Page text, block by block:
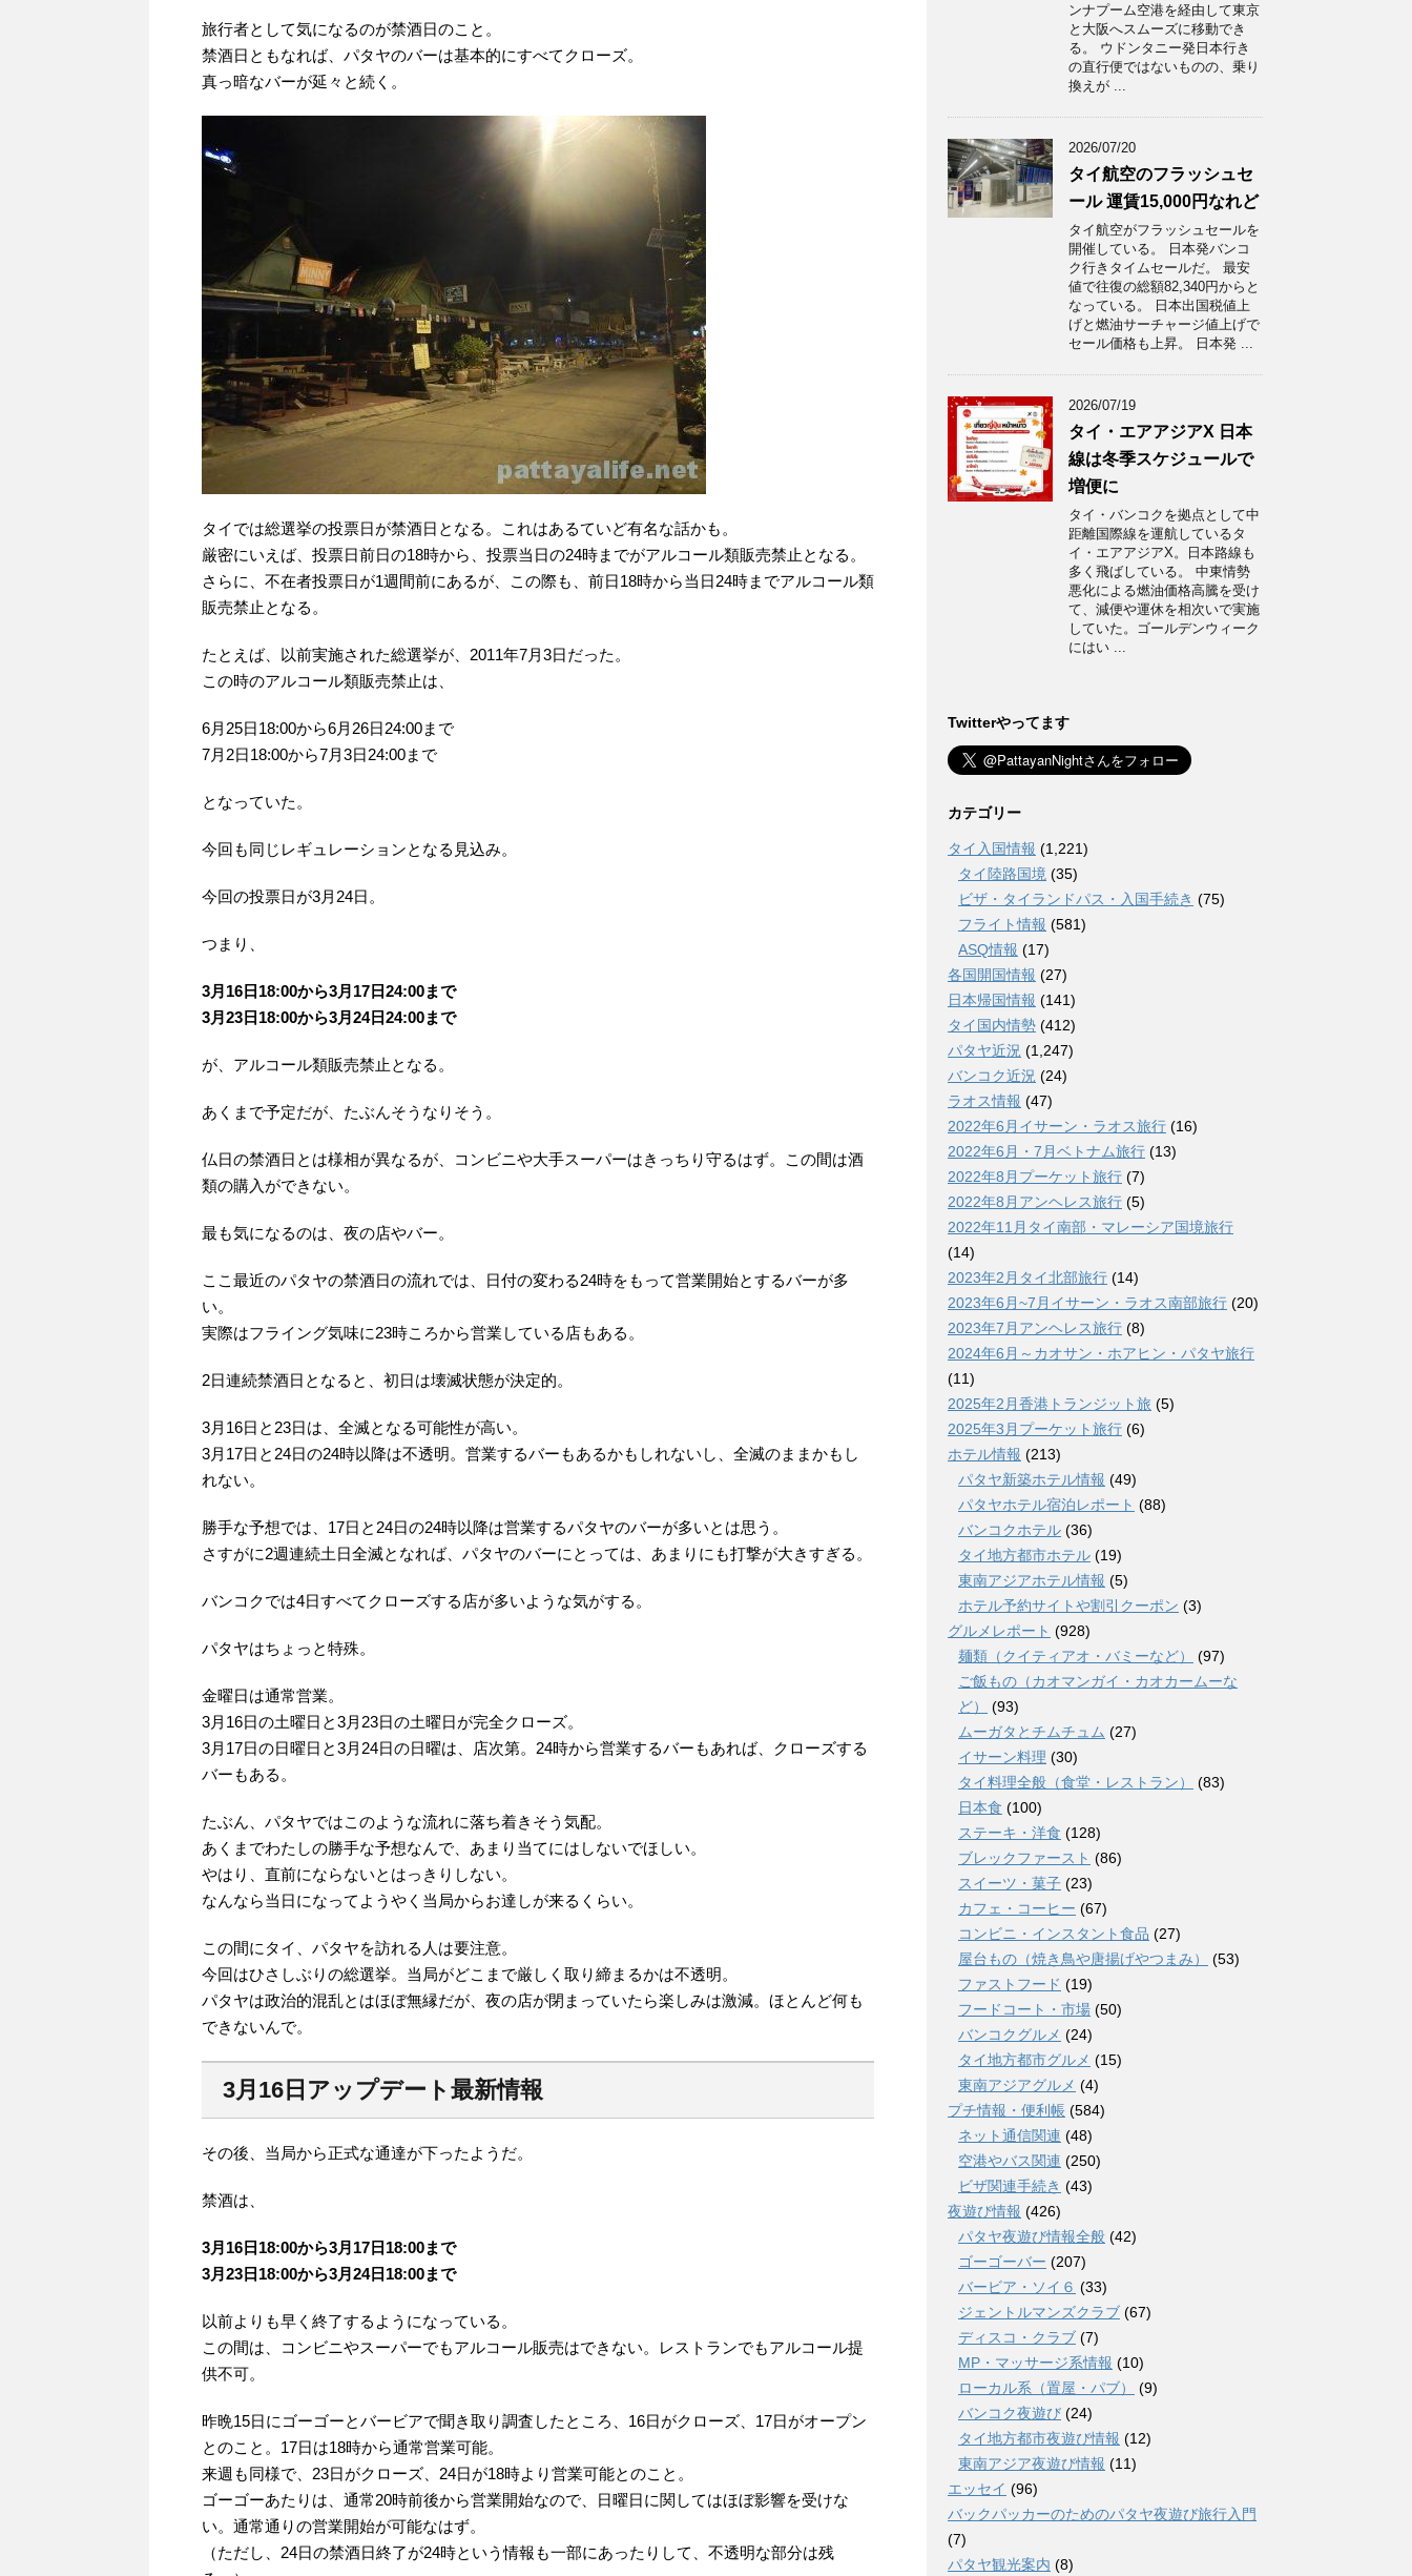
旅行者として気になるのが禁酒日のこと。
禁酒日ともなれば、パタヤのバーは基本的にすべてクローズ。
真っ暗なバーが延々と続く。
タイでは総選挙の投票日が禁酒日となる。これはあるていど有名な話かも。
厳密にいえば、投票日前日の18時から、投票当日の24時までがアルコール類販売禁止となる。
さらに、不在者投票日が1週間前にあるが、この際も、前日18時から当日24時までアルコール類
販売禁止となる。
たとえば、以前実施された総選挙が、2011年7月3日だった。
この時のアルコール類販売禁止は、
6月25日18:00から6月26日24:00まで
7月2日18:00から7月3日24:00まで
となっていた。
今回も同じレギュレーションとなる見込み。
今回の投票日が3月24日。
つまり、
3月16日18:00から3月17日24:00まで
3月23日18:00から3月24日24:00まで
が、アルコール類販売禁止となる。
あくまで予定だが、たぶんそうなりそう。
仏日の禁酒日とは様相が異なるが、コンビニや大手スーパーはきっちり守るはず。この間は酒
類の購入ができない。
最も気になるのは、夜の店やバー。
ここ最近のパタヤの禁酒日の流れでは、日付の変わる24時をもって営業開始とするバーが多
い。
実際はフライング気味に23時ころから営業している店もある。
2日連続禁酒日となると、初日は壊滅状態が決定的。
3月16日と23日は、全滅となる可能性が高い。
3月17日と24日の24時以降は不透明。営業するバーもあるかもしれないし、全滅のままかもし
れない。
勝手な予想では、17日と24日の24時以降は営業するパタヤのバーが多いとは思う。
さすがに2週連続土日全滅となれば、パタヤのバーにとっては、あまりにも打撃が大きすぎる。
バンコクでは4日すべてクローズする店が多いような気がする。
パタヤはちょっと特殊。
金曜日は通常営業。
3月16日の土曜日と3月23日の土曜日が完全クローズ。
3月17日の日曜日と3月24日の日曜は、店次第。24時から営業するバーもあれば、クローズする
バーもある。
たぶん、パタヤではこのような流れに落ち着きそう気配。
あくまでわたしの勝手な予想なんで、あまり当てにはしないでほしい。
やはり、直前にならないとはっきりしない。
なんなら当日になってようやく当局からお達しが来るくらい。
この間にタイ、パタヤを訪れる人は要注意。
今回はひさしぶりの総選挙。当局がどこまで厳しく取り締まるかは不透明。
パタヤは政治的混乱とはほぼ無縁だが、夜の店が閉まっていたら楽しみは激減。ほとんど何も
できないんで。
3月16日アップデート最新情報
その後、当局から正式な通達が下ったようだ。
禁酒は、
3月16日18:00から3月17日18:00まで
3月23日18:00から3月24日18:00まで
以前よりも早く終了するようになっている。
この間は、コンビニやスーパーでもアルコール販売はできない。レストランでもアルコール提
供不可。
昨晩15日にゴーゴーとバービアで聞き取り調査したところ、16日がクローズ、17日がオープン
とのこと。17日は18時から通常営業可能。
来週も同様で、23日がクローズ、24日が18時より営業可能とのこと。
ゴーゴーあたりは、通常20時前後から営業開始なので、日曜日に関してはほぼ影響を受けな
い。通常通りの営業開始が可能なはず。
（ただし、24日の禁酒日終了が24時という情報も一部にあったりして、不透明な部分は残
ンナプーム空港を経由して東京
と大阪へスムーズに移動でき
る。 ウドンタニー発日本行き
の直行便ではないものの、乗り
換えが ...
2026/07/20
タイ航空のフラッシュセ
ール 運賃15,000円なれど
タイ航空がフラッシュセールを
開催している。 日本発バンコ
ク行きタイムセールだ。 最安
値で往復の総額82,340円からと
なっている。 日本出国税値上
げと燃油サーチャージ値上げで
セール価格も上昇。 日本発 ...
2026/07/19
タイ・エアアジアX 日本
線は冬季スケジュールで
増便に
タイ・バンコクを拠点として中
距離国際線を運航しているタ
イ・エアアジアX。日本路線も
多く飛ばしている。 中東情勢
悪化による燃油価格高騰を受け
て、減便や運休を相次いで実施
していた。ゴールデンウィーク
にはい ...
Twitterやってます
カテゴリー
タイ入国情報 (1,221)
タイ陸路国境 (35)
ビザ・タイランドパス・入国手続き (75)
フライト情報 (581)
ASQ情報 (17)
各国開国情報 (27)
日本帰国情報 (141)
タイ国内情勢 (412)
パタヤ近況 (1,247)
バンコク近況 (24)
ラオス情報 (47)
2022年6月イサーン・ラオス旅行 (16)
2022年6月・7月ベトナム旅行 (13)
2022年8月プーケット旅行 (7)
2022年8月アンヘレス旅行 (5)
2022年11月タイ南部・マレーシア国境旅行
(14)
2023年2月タイ北部旅行 (14)
2023年6月~7月イサーン・ラオス南部旅行 (20)
2023年7月アンヘレス旅行 (8)
2024年6月～カオサン・ホアヒン・パタヤ旅行
(11)
2025年2月香港トランジット旅 (5)
2025年3月プーケット旅行 (6)
ホテル情報 (213)
パタヤ新築ホテル情報 (49)
パタヤホテル宿泊レポート (88)
バンコクホテル (36)
タイ地方都市ホテル (19)
東南アジアホテル情報 (5)
ホテル予約サイトや割引クーポン (3)
グルメレポート (928)
麺類（クイティアオ・バミーなど）
(97)
ご飯もの（カオマンガイ・カオカームーな
ど）
(93)
ムーガタとチムチュム (27)
イサーン料理 (30)
タイ料理全般（食堂・レストラン）
(83)
日本食 (100)
ステーキ・洋食 (128)
ブレックファースト (86)
スイーツ・菓子 (23)
カフェ・コーヒー (67)
コンビニ・インスタント食品 (27)
屋台もの（焼き鳥や唐揚げやつまみ）
(53)
ファストフード (19)
フードコート・市場 (50)
バンコクグルメ (24)
タイ地方都市グルメ (15)
東南アジアグルメ (4)
プチ情報・便利帳 (584)
ネット通信関連 (48)
空港やバス関連 (250)
ビザ関連手続き (43)
夜遊び情報 (426)
パタヤ夜遊び情報全般 (42)
ゴーゴーバー (207)
バービア・ソイ６ (33)
ジェントルマンズクラブ (67)
ディスコ・クラブ (7)
MP・マッサージ系情報 (10)
ローカル系（置屋・パブ）
(9)
バンコク夜遊び (24)
タイ地方都市夜遊び情報 (12)
東南アジア夜遊び情報 (11)
エッセイ (96)
バックパッカーのためのパタヤ夜遊び旅行入門
(7)
パタヤ観光案内 (8)